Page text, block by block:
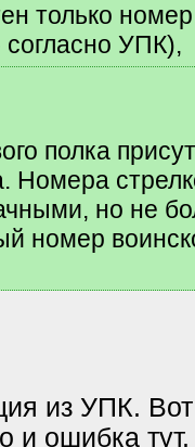
только номер
согласно УПК),
полка
Номера
но не
номер
из УПК. Вот
и ошибка тут.